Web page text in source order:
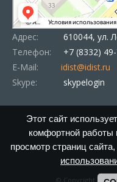
Адрес:
610044, ул.
Телефон:
+7 (8332)
E-Mail:
idist@idist.ru
Skype:
skypelogin
© Copyright 2026
Этот сайт
комфортной работы
просмотр страниц